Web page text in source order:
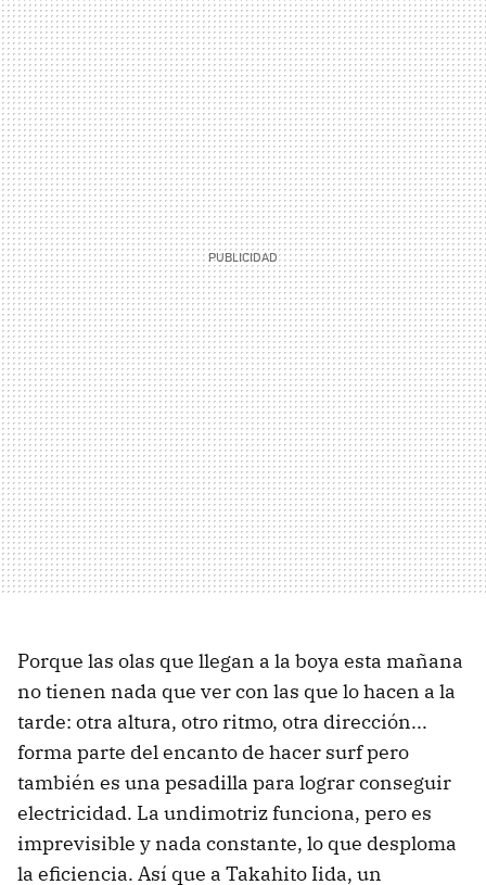
Porque las olas que llegan a la boya esta mañana
no tienen nada que ver con las que lo hacen a la
tarde: otra altura, otro ritmo, otra dirección...
forma parte del encanto de hacer surf pero
también es una pesadilla para lograr conseguir
electricidad. La undimotriz funciona, pero es
imprevisible y nada constante, lo que desploma
la eficiencia. Así que a Takahito Iida, un